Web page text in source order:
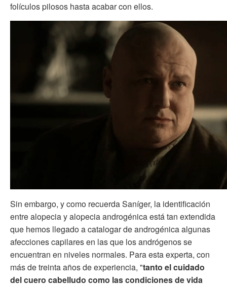
folículos pilosos hasta acabar con ellos.
Sin embargo, y como recuerda Saníger, la identificación
entre alopecia y alopecia androgénica está tan extendida
que hemos llegado a catalogar de androgénica algunas
afecciones capilares en las que los andrógenos se
encuentran en niveles normales. Para esta experta, con
más de treinta años de experiencia, "tanto el cuidado
del cuero cabelludo como las condiciones de vida